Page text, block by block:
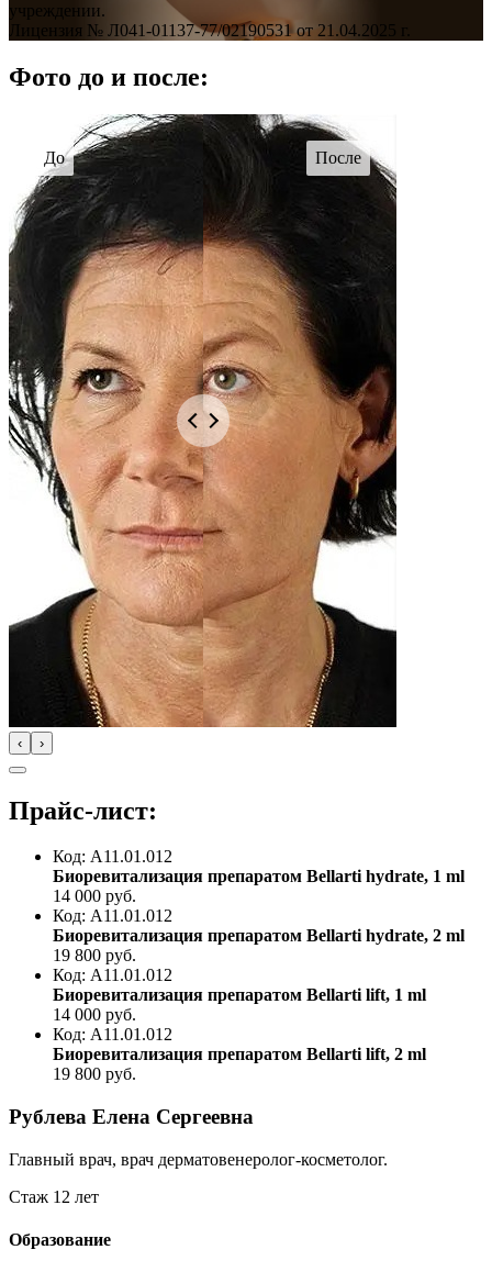
учреждении.
Лицензия № Л041-01137-77/02190531 от 21.04.2025 г.
Фото до и после:
‹ ›
Прайс-лист:
Код: A11.01.012
Биоревитализация препаратом Bellarti hydrate, 1 ml
14 000 руб.
Код: A11.01.012
Биоревитализация препаратом Bellarti hydrate, 2 ml
19 800 руб.
Код: A11.01.012
Биоревитализация препаратом Bellarti lift, 1 ml
14 000 руб.
Код: A11.01.012
Биоревитализация препаратом Bellarti lift, 2 ml
19 800 руб.
Рублева Елена Сергеевна
Главный врач, врач дерматовенеролог-косметолог.
Стаж 12 лет
Образование